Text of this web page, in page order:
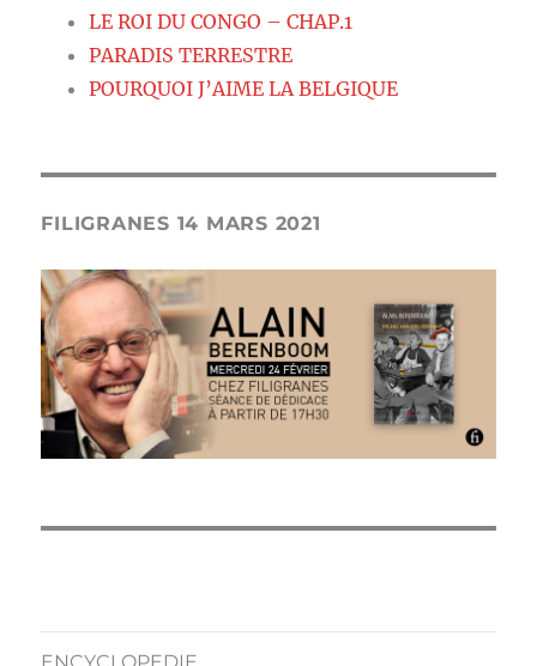
LE ROI DU CONGO – CHAP.1
PARADIS TERRESTRE
POURQUOI J’AIME LA BELGIQUE
FILIGRANES 14 MARS 2021
ENCYCLOPEDIE